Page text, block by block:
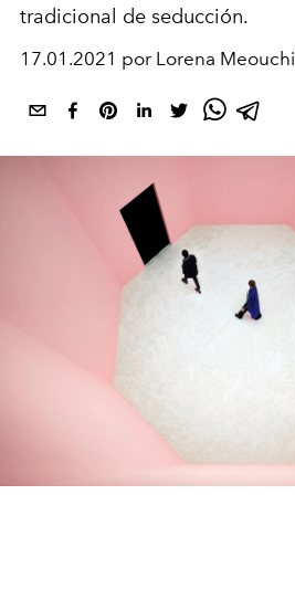
tradicional de seducción.
17.01.2021 por Lorena Meouchi